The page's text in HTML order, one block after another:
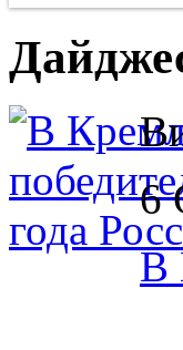
6
В